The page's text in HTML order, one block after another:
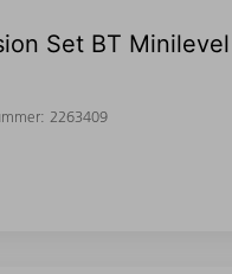
Set BT Minilevel
2263409